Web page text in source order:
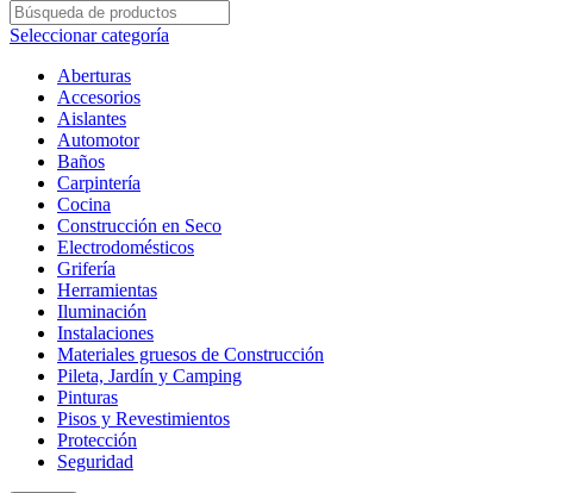
Seleccionar categoría
Aberturas
Accesorios
Aislantes
Automotor
Baños
Carpintería
Cocina
Construcción en Seco
Electrodomésticos
Grifería
Herramientas
Iluminación
Instalaciones
Materiales gruesos de Construcción
Pileta, Jardín y Camping
Pinturas
Pisos y Revestimientos
Protección
Seguridad